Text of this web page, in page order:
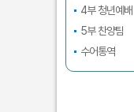
4부 청년예배
5부 찬양팀
수어통역